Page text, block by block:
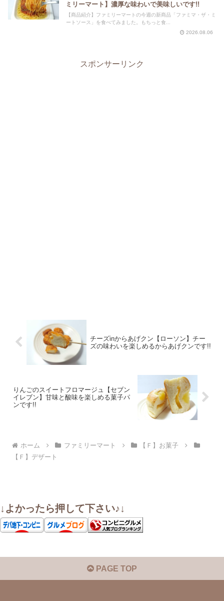
ミリーマート】濃厚な味わいで美味しいです!!
【商品紹介】ファミリーマートの今週の新商品「ファミマ・ザ・ミ
ートソース」を食べてみました。もちっと食...
2026.08.06
スポンサーリンク
チーズinからあげクン【ローソン】チー
ズの味わいを楽しめるからあげクンです!!
りんごのスイートフロマージュ【セブン
イレブン】甘味と酸味を楽しめる菓子パ
ンです!!
ホーム ファミリーマート
【Ｆ】お菓子
【Ｆ】デザート
↓よかったら押して下さい♪↓
PAGE TOP